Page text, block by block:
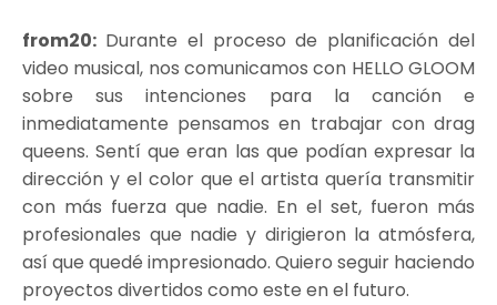
from20: Durante el proceso de planificación del
video musical, nos comunicamos con HELLO GLOOM
sobre sus intenciones para la canción e
inmediatamente pensamos en trabajar con drag
queens. Sentí que eran las que podían expresar la
dirección y el color que el artista quería transmitir
con más fuerza que nadie. En el set, fueron más
profesionales que nadie y dirigieron la atmósfera,
así que quedé impresionado. Quiero seguir haciendo
proyectos divertidos como este en el futuro.